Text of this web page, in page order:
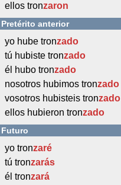
ellos tronzaron
Pretérito anterior
yo hube tronzado
tú hubiste tronzado
él hubo tronzado
nosotros hubimos tronzado
vosotros hubisteis tronzado
ellos hubieron tronzado
Futuro
yo tronzaré
tú tronzarás
él tronzará